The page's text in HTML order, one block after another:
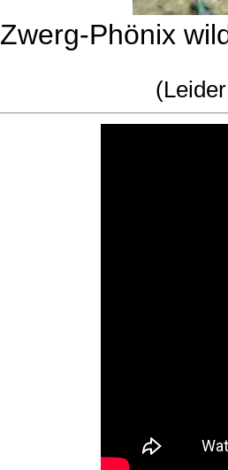
Zwerg-Phönix